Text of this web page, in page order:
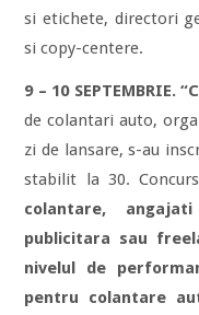
si etichete, directori
si copy-centere.
9 – 10 SEPTEMBRIE.
de colantari auto,
zi de lansare, s-au
stabilit la 30.
colantare,
publicitara sau
nivelul de
pentru colantare